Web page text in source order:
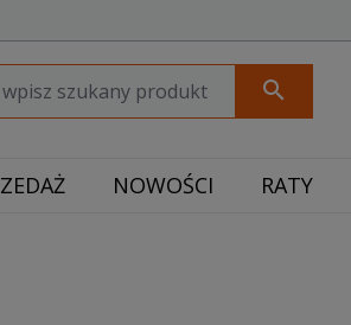
search
NOWOŚCI RATY